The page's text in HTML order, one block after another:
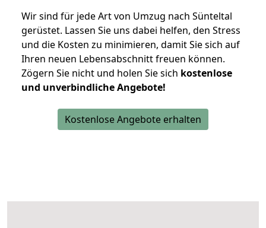
Wir sind für jede Art von Umzug nach Sünteltal
gerüstet. Lassen Sie uns dabei helfen, den Stress
und die Kosten zu minimieren, damit Sie sich auf
Ihren neuen Lebensabschnitt freuen können.
Zögern Sie nicht und holen Sie sich kostenlose
und unverbindliche Angebote!
Kostenlose Angebote erhalten